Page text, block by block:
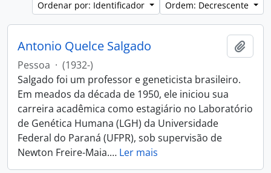
Ordenar por: Identificador Ordem: Decrescente
Antonio Quelce Salgado
Pessoa · (1932-)
Salgado foi um professor e geneticista brasileiro.
Em meados da década de 1950, ele iniciou sua
carreira acadêmica como estagiário no Laboratório
de Genética Humana (LGH) da Universidade
Federal do Paraná (UFPR), sob supervisão de
Newton Freire-Maia.… Ler mais